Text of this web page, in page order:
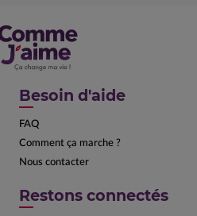
Besoin d'aide
FAQ
Comment ça marche ?
Nous contacter
Restons connectés